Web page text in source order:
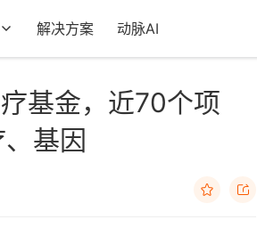
解决方案 动脉AI
基金，近70个项
基因
 